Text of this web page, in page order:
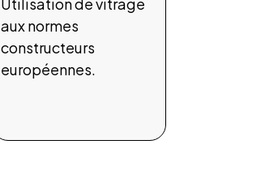
aux normes
constructeurs
européennes.